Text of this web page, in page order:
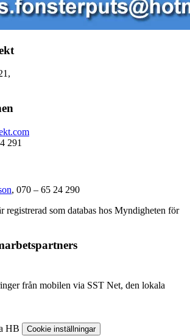
291
, 070 – 65 24 290
registrerad som databas hos Myndigheten för
från mobilen via SST Net, den lokala
HB Cookie inställningar